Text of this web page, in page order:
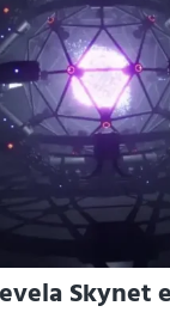
Skynet